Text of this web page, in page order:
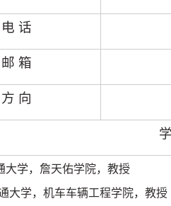
话
箱
向
大学，詹天佑学院，教授
大学，机车车辆工程学院，教授